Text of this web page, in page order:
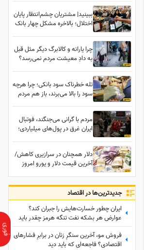
ببینید| مشتریان چشم‌انتظار پایان
اختلال؛ بالاخره مشکل چهار بانک
چرا یارانه و کالابرگ دیگر مثل قبل
به دادِ معیشت مردم نمی‌رسد؟
تله خطرناک سود بانکی؛ چرا هرچه
سود را بالا می‌برند، باز هم مردم
مردم با گرانی می‌جنگند، فوتبال
ایران غرق در پول‌های میلیاردی؛
دلار همچنان در سرازیری کاهش/
آخرین قیمت دلار و یورو امروز
جدید‌ترین‌ها در اقتصاد
ایران چطور خسارت‌هایش را جبران کند؟
عوارض هر بشکه نفت تنگه هرمز چقدر باید
باشد؟
فروش مو، آخرین سنگرِ زنان در برابرِ فشارهای
اقتصادی؟ فاجعه‌ای که باید دید